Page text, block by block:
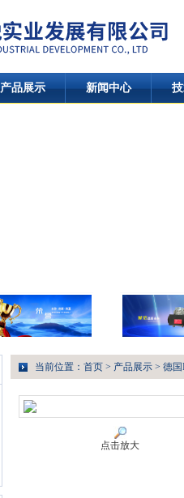
产品展示 新闻中心
当前位置： 首页 > 产品展示 > 德
点击放大